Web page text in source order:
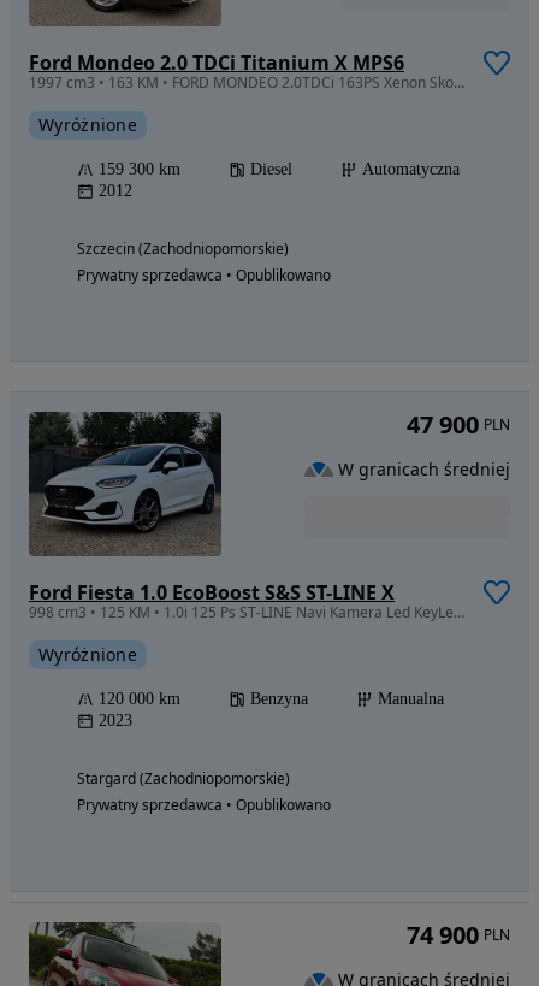
Ford Mondeo 2.0 TDCi Titanium X MPS6
1997 cm3 • 163 KM • FORD MONDEO 2.0TDCi 163PS Xenon Skora Navi Kamera 2xPDC Pamieci
Wyróżnione
159 300 km Diesel
Automatyczna
2012
Szczecin (Zachodniopomorskie)
Prywatny sprzedawca • Opublikowano
Ford Fiesta 1.0 EcoBoost S&S ST-LINE X
998 cm3 • 125 KM • 1.0i 125 Ps ST-LINE Navi Kamera Led KeyLessGo Pełny Serwis
Wyróżnione
120 000 km Benzyna
Manualna
2023
Stargard (Zachodniopomorskie)
Prywatny sprzedawca • Opublikowano
47 900 PLN
W granicach średniej
74 900 PLN
W granicach średniej